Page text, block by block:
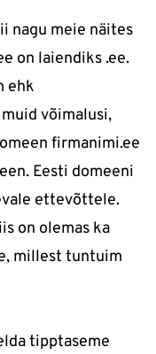
nagu meie näites
on laiendiks .ee.
ehk
võimalusi,
firmanimi.ee
Eesti domeeni
ettevõttele.
on olemas ka
millest tuntuim
tipptaseme